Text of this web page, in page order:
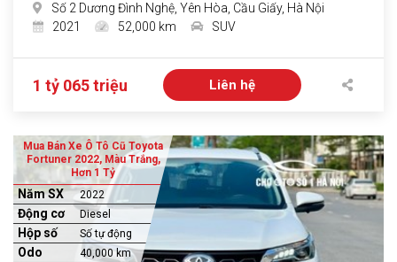
Số 2 Dương Đình Nghệ, Yên Hòa, Cầu Giấy, Hà Nội
2021
52,000 km SUV
1 tỷ 065 triệu Liên hệ
Mua Bán Xe Ô Tô Cũ Toyota
Fortuner 2022, Màu Trắng,
Hơn 1 Tỷ
Năm SX 2022
Động cơ Diesel
Hộp số Số tự động
Odo 40,000 km